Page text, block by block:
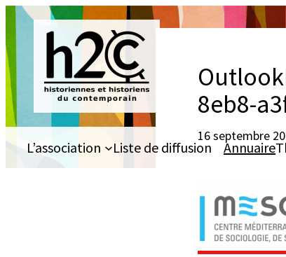
Aller
au
contenu
L’association Liste de diffusion Annuaire
8eb8-
16 septembre